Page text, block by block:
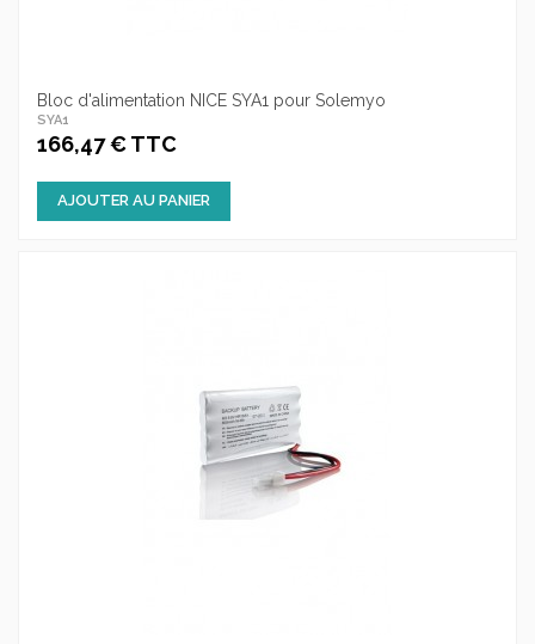
Bloc d'alimentation NICE SYA1 pour Solemyo
SYA1
166,47 € TTC
AJOUTER AU PANIER